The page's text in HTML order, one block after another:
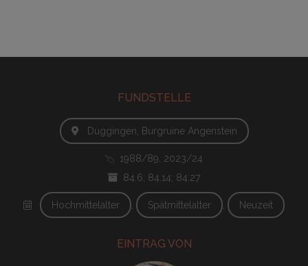
FUNDSTELLE
Duggingen, Burgruine Angenstein
1988/89, 2023/24
84.6; 84.14; 84.27
Hochmittelalter Spätmittelalter Neuzeit
EINTRAG VON